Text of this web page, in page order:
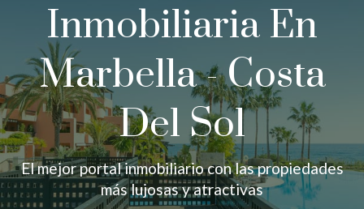
Inmobiliaria En
Marbella - Costa
Del Sol
El mejor portal inmobiliario con las propiedades
más lujosas y atractivas